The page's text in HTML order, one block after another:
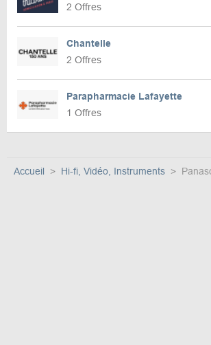
2 Offres
Chantelle
2 Offres
Parapharmacie Lafayette
1 Offres
Accueil Hi-fi, Vidéo, Instruments